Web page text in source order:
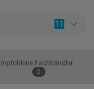
11
Fachhändler
0